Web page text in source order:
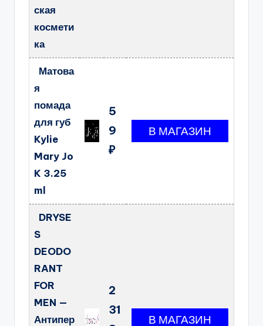
ская
космети
ка
Матова
я
помада
для губ
Kylie
Mary Jo
K 3.25
ml
5
9
₽
DRYSE
S
DEODO
RANT
FOR
MEN —
Антипер
2
31